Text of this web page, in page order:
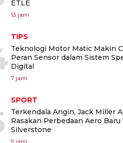
ETLE
13 jam
TIPS
Teknologi Motor Matic Makin
Peran Sensor dalam Sistem
Digital
7 jam
SPORT
Terkendala Angin, Jack Miller
Rasakan Perbedaan Aero Baru
Silverstone
9 jam